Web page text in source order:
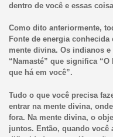
dentro de você e essas
Como dito anteriormente,
Fonte de energia
mente divina. Os indianos
“Namasté” que significa
que há em você”.
Tudo o que você precisa
entrar na mente divina,
fora. Na mente divina, o
juntos. Então, quando você